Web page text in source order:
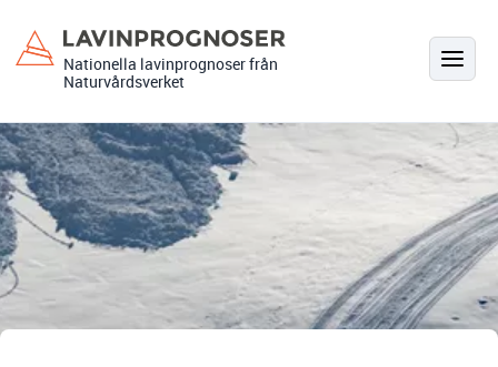
Nationella lavinprognoser från
Naturvårdsverket